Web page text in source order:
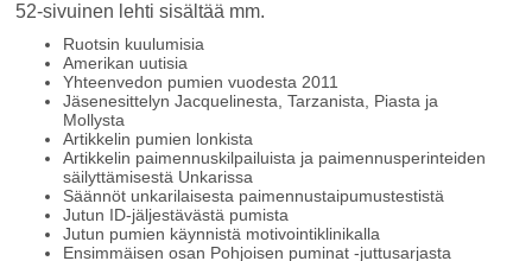
52-sivuinen lehti sisältää mm.
Ruotsin kuulumisia
Amerikan uutisia
Yhteenvedon pumien vuodesta 2011
Jäsenesittelyn Jacquelinesta, Tarzanista, Piasta ja
Mollysta
Artikkelin pumien lonkista
Artikkelin paimennuskilpailuista ja paimennusperinteiden
säilyttämisestä Unkarissa
Säännöt unkarilaisesta paimennustaipumustestistä
Jutun ID-jäljestävästä pumista
Jutun pumien käynnistä motivointiklinikalla
Ensimmäisen osan Pohjoisen puminat -juttusarjasta